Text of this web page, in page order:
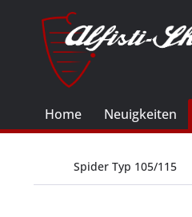
Home Neuigkeiten
Spider Typ 105/115